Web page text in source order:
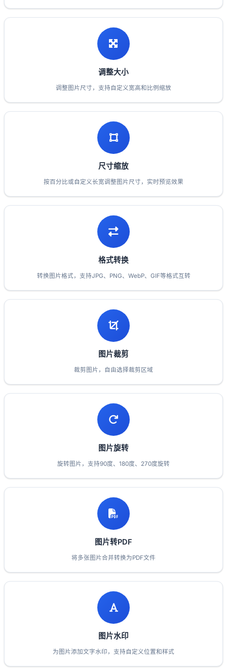
调整大小
调整图片尺寸，支持自定义宽高和比例缩放
尺寸缩放
按百分比或自定义长宽调整图片尺寸，实时预览效果
格式转换
转换图片格式，支持JPG、PNG、WebP、GIF等格式互转
图片裁剪
裁剪图片，自由选择裁剪区域
图片旋转
旋转图片，支持90度、180度、270度旋转
图片转PDF
将多张图片合并转换为PDF文件
图片水印
为图片添加文字水印，支持自定义位置和样式